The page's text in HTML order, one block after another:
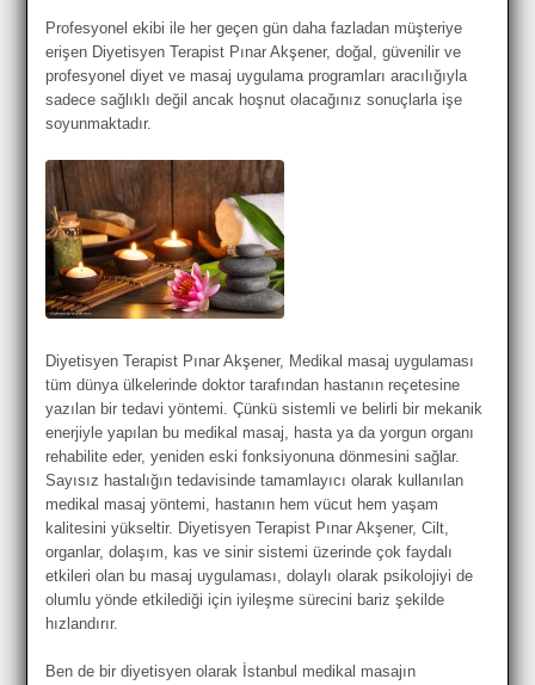
Profesyonel ekibi ile her geçen gün daha fazladan müşteriye
erişen Diyetisyen Terapist Pınar Akşener, doğal, güvenilir ve
profesyonel diyet ve masaj uygulama programları aracılığıyla
sadece sağlıklı değil ancak hoşnut olacağınız sonuçlarla işe
soyunmaktadır.
Diyetisyen Terapist Pınar Akşener, Medikal masaj uygulaması
tüm dünya ülkelerinde doktor tarafından hastanın reçetesine
yazılan bir tedavi yöntemi. Çünkü sistemli ve belirli bir mekanik
enerjiyle yapılan bu medikal masaj, hasta ya da yorgun organı
rehabilite eder, yeniden eski fonksiyonuna dönmesini sağlar.
Sayısız hastalığın tedavisinde tamamlayıcı olarak kullanılan
medikal masaj yöntemi, hastanın hem vücut hem yaşam
kalitesini yükseltir. Diyetisyen Terapist Pınar Akşener, Cilt,
organlar, dolaşım, kas ve sinir sistemi üzerinde çok faydalı
etkileri olan bu masaj uygulaması, dolaylı olarak psikolojiyi de
olumlu yönde etkilediği için iyileşme sürecini bariz şekilde
hızlandırır.
Ben de bir diyetisyen olarak İstanbul medikal masajın